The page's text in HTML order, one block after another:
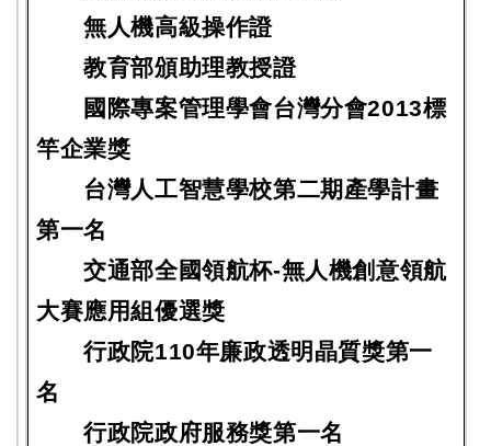
無人機高級操作證
教育部頒助理教授證
國際專案管理學會台灣分會2013標
竿企業獎
台灣人工智慧學校第二期產學計畫
第一名
交通部全國領航杯-無人機創意領航
大賽應用組優選獎
行政院110年廉政透明晶質獎第一
名
行政院政府服務獎第一名